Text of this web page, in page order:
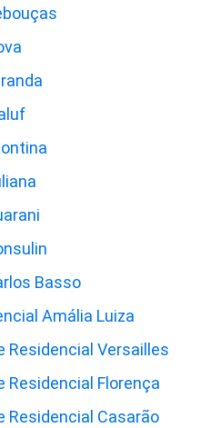
Basso
Amália Luiza
Residencial Versailles
Residencial Florença
Residencial Casarão